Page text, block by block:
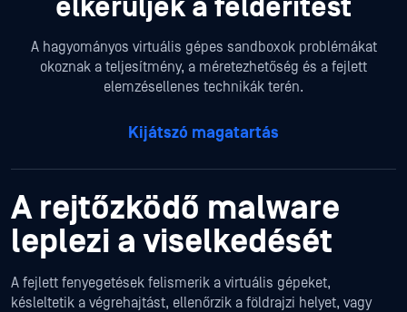
elkerüljék a felderítést
A hagyományos virtuális gépes sandboxok problémákat
okoznak a teljesítmény, a méretezhetőség és a fejlett
elemzésellenes technikák terén.
Kijátszó magatartás
A rejtőzködő malware
leplezi a viselkedését
A fejlett fenyegetések felismerik a virtuális gépeket,
késleltetik a végrehajtást, ellenőrzik a földrajzi helyet, vagy